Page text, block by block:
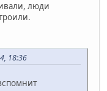
люди
18:36